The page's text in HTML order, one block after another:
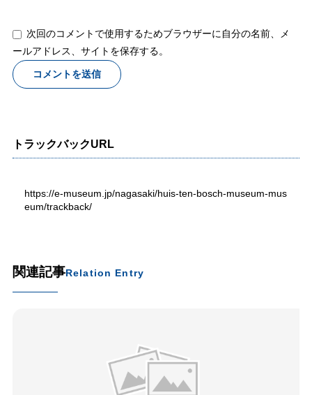
次回のコメントで使用するためブラウザーに自分の名前、メ
ールアドレス、サイトを保存する。
トラックバックURL
https://e-museum.jp/nagasaki/huis-ten-bosch-museum-mus
eum/trackback/
関連記事Relation Entry